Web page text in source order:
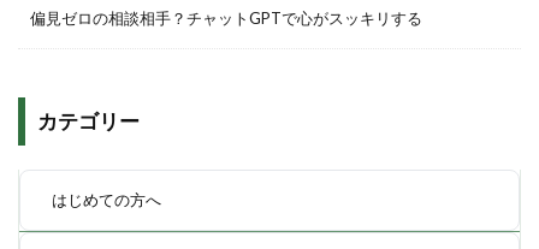
偏見ゼロの相談相手？チャットGPTで心がスッキリする
カテゴリー
はじめての方へ